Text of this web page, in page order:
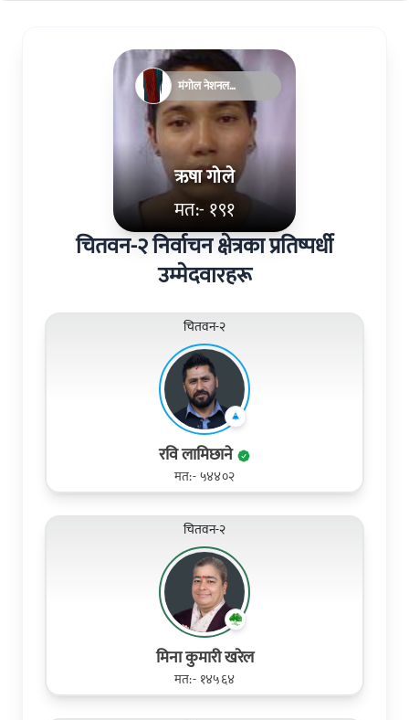
ऋषा गोले
मत:- १९१
मंगोल नेशनल
अर्गनाइजेसन
चितवन-२ निर्वाचन क्षेत्रका प्रतिष्पर्धी
उम्मेदवारहरू
चितवन-२
रवि लामिछाने
मत:- ५४४०२
चितवन-२
मिना कुमारी खरेल
मत:- १४५६४